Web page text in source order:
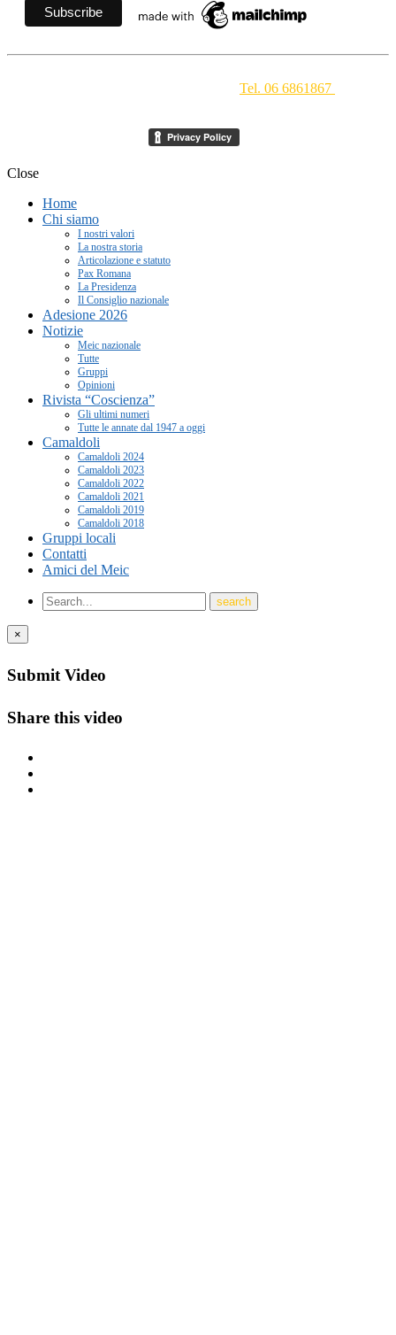
Tel. 06 6861867
Close
Home
Chi siamo
I nostri valori
La nostra storia
Articolazione e statuto
Pax Romana
La Presidenza
Il Consiglio nazionale
Adesione 2026
Notizie
Meic nazionale
Tutte
Gruppi
Opinioni
Rivista “Coscienza”
Gli ultimi numeri
Tutte le annate dal 1947 a oggi
Camaldoli
Camaldoli 2024
Camaldoli 2023
Camaldoli 2022
Camaldoli 2021
Camaldoli 2019
Camaldoli 2018
Gruppi locali
Contatti
Amici del Meic
×
Submit Video
Share this video